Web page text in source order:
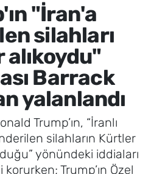
"İran'a
silahları
Barrack
yalanlandı
Trump’ın, “İranlı
silahların Kürtler
yönündeki iddiaları
Trump’ın Özel